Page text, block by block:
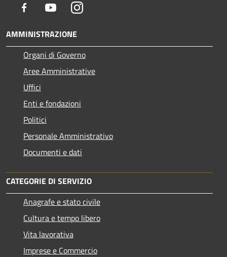
Facebook YoutubeInstagram
AMMINISTRAZIONE
Organi di Governo
Aree Amministrative
Uffici
Enti e fondazioni
Politici
Personale Amministrativo
Documenti e dati
CATEGORIE DI SERVIZIO
Anagrafe e stato civile
Cultura e tempo libero
Vita lavorativa
Imprese e Commercio